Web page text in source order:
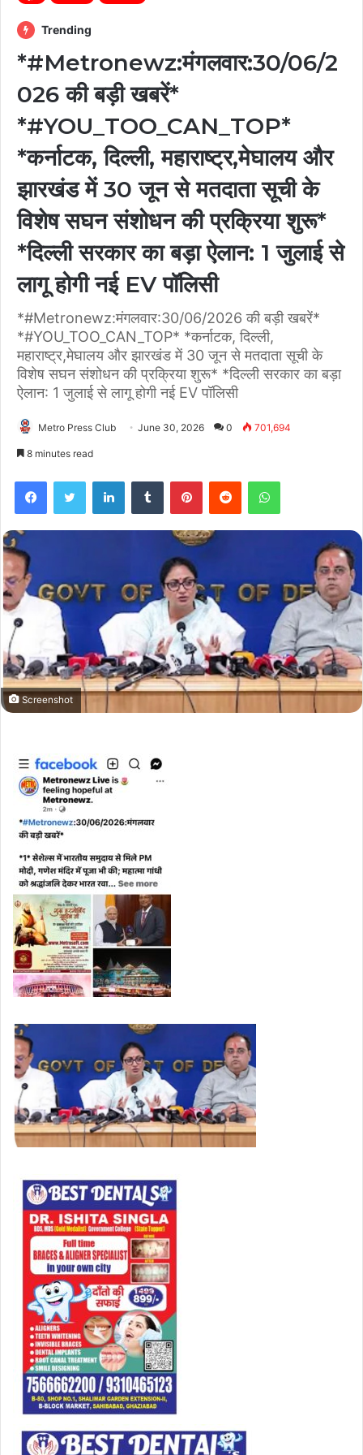
Trending
*#Metronewz:मंगलवार:30/06/2
026 की बड़ी खबरें*
*#YOU_TOO_CAN_TOP*
*कर्नाटक, दिल्ली, महाराष्ट्र,मेघालय और
झारखंड में 30 जून से मतदाता सूची के
विशेष सघन संशोधन की प्रक्रिया शुरू*
*दिल्ली सरकार का बड़ा ऐलान: 1 जुलाई से
लागू होगी नई EV पॉलिसी
*#Metronewz:मंगलवार:30/06/2026 की बड़ी खबरें*
*#YOU_TOO_CAN_TOP* *कर्नाटक, दिल्ली,
महाराष्ट्र,मेघालय और झारखंड में 30 जून से मतदाता सूची के
विशेष सघन संशोधन की प्रक्रिया शुरू* *दिल्ली सरकार का बड़ा
ऐलान: 1 जुलाई से लागू होगी नई EV पॉलिसी
Metro Press Club June 30, 2026 0 701,694
8 minutes read
FacebookTwitter LinkedInTumblr PinterestReddit WhatsApp
Screenshot